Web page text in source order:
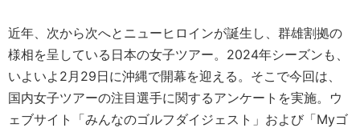
近年、次から次へとニューヒロインが誕生し、群雄割拠の
様相を呈している日本の女子ツアー。2024年シーズンも、
いよいよ2月29日に沖縄で開幕を迎える。そこで今回は、
国内女子ツアーの注目選手に関するアンケートを実施。ウ
ェブサイト「みんなのゴルフダイジェスト」および「Myゴ